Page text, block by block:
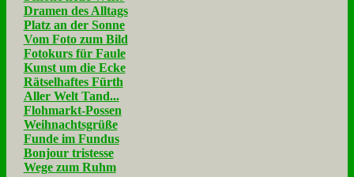
Dramen des Alltags
Platz an der Sonne
Vom Foto zum Bild
Fotokurs für Faule
Kunst um die Ecke
Rätselhaftes Fürth
Aller Welt Tand...
Flohmarkt-Possen
Weihnachtsgrüße
Funde im Fundus
Bonjour tristesse
Wege zum Ruhm